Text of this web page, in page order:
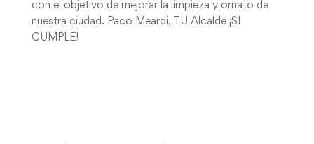
con el objetivo de mejorar la limpieza y ornato de
nuestra ciudad. Paco Meardi, TU Alcalde ¡SI
CUMPLE!